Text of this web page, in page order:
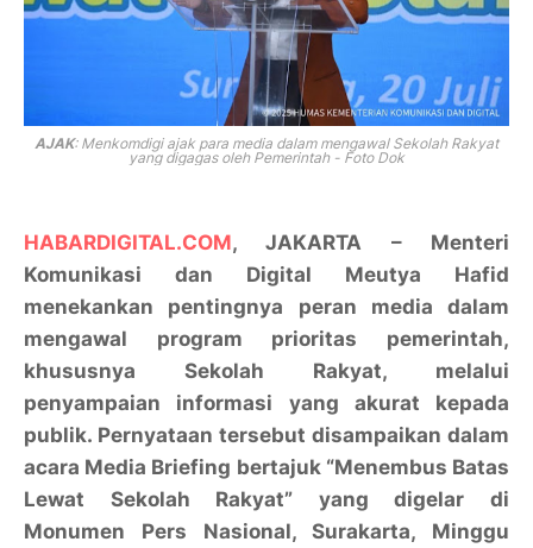
AJAK: Menkomdigi ajak para media dalam mengawal Sekolah Rakyat
yang digagas oleh Pemerintah - Foto Dok
HABARDIGITAL.COM, JAKARTA – Menteri
Komunikasi dan Digital Meutya Hafid
menekankan pentingnya peran media dalam
mengawal program prioritas pemerintah,
khususnya Sekolah Rakyat, melalui
penyampaian informasi yang akurat kepada
publik. Pernyataan tersebut disampaikan dalam
acara Media Briefing bertajuk “Menembus Batas
Lewat Sekolah Rakyat” yang digelar di
Monumen Pers Nasional, Surakarta, Minggu